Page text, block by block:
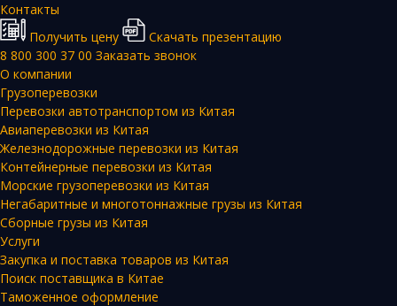
Контакты
Получить цену
Скачать презентацию
8 800 300 37 00 Заказать звонок
О компании
Грузоперевозки
Перевозки автотранспортом из Китая
Авиаперевозки из Китая
Железнодорожные перевозки из Китая
Контейнерные перевозки из Китая
Морские грузоперевозки из Китая
Негабаритные и многотоннажные грузы из Китая
Сборные грузы из Китая
Услуги
Закупка и поставка товаров из Китая
Поиск поставщика в Китае
Таможенное оформление